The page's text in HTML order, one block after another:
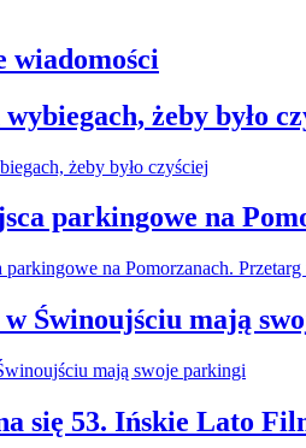
wiadomości
żeby było
parkingowe na
Świnoujściu mają
się 53. Ińskie Lato